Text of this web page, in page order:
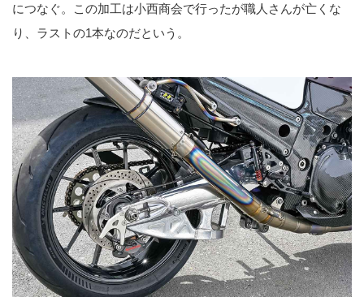
につなぐ。この加工は小西商会で行ったが職人さんが亡くな
り、ラストの1本なのだという。